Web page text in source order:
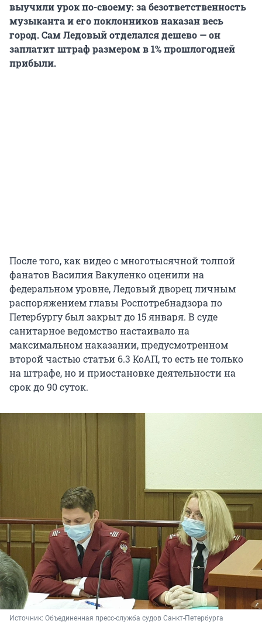
выучили урок по-своему: за безответственность
музыканта и его поклонников наказан весь
город. Сам Ледовый отделался дешево — он
заплатит штраф размером в 1% прошлогодней
прибыли.
После того, как видео с многотысячной толпой
фанатов Василия Вакуленко оценили на
федеральном уровне, Ледовый дворец личным
распоряжением главы Роспотребнадзора по
Петербургу был закрыт до 15 января. В суде
санитарное ведомство настаивало на
максимальном наказании, предусмотренном
второй частью статьи 6.3 КоАП, то есть не только
на штрафе, но и приостановке деятельности на
срок до 90 суток.
Источник: Объединенная пресс-служба судов Санкт-Петербурга